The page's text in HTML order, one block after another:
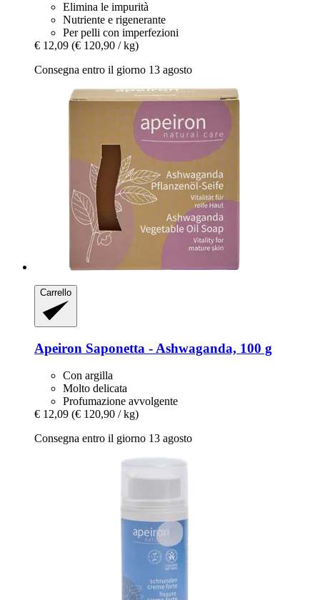
Elimina le impurità
Nutriente e rigenerante
Per pelli con imperfezioni
€ 12,09 (€ 120,90 / kg)
Consegna entro il giorno 13 agosto
Carrello
Apeiron Saponetta -​ Ashwaganda, 100 g
Con argilla
Molto delicata
Profumazione avvolgente
€ 12,09 (€ 120,90 / kg)
Consegna entro il giorno 13 agosto